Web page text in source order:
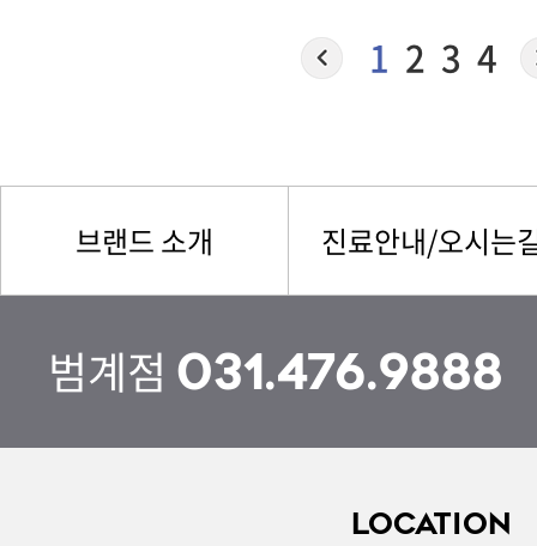
1 2 3 4
브랜드 소개 진료안내/오시는
범계점 031.476.9888
LOCATION